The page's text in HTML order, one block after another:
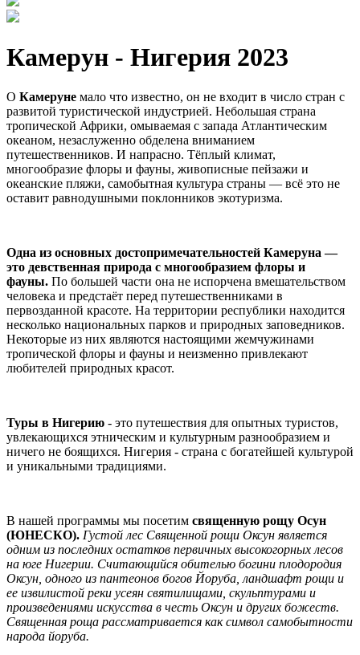
Камерун - Нигерия 2023
О Камеруне мало что известно, он не входит в число стран с
развитой туристической индустрией. Небольшая страна
тропической Африки, омываемая с запада Атлантическим
океаном, незаслуженно обделена вниманием
путешественников. И напрасно. Тёплый климат,
многообразие флоры и фауны, живописные пейзажи и
океанские пляжи, самобытная культура страны — всё это не
оставит равнодушными поклонников экотуризма.
Одна из основных достопримечательностей Камеруна —
это девственная природа с многообразием флоры и
фауны. По большей части она не испорчена вмешательством
человека и предстаёт перед путешественниками в
первозданной красоте. На территории республики находится
несколько национальных парков и природных заповедников.
Некоторые из них являются настоящими жемчужинами
тропической флоры и фауны и неизменно привлекают
любителей природных красот.
Туры в Нигерию - это путешествия для опытных туристов,
увлекающихся этническим и культурным разнообразием и
ничего не боящихся. Нигерия - страна с богатейшей культурой
и уникальными традициями.
В нашей программы мы посетим священную рощу Осун
(ЮНЕСКО). Густой лес Священной рощи Оксун является
одним из последних остатков первичных высокогорных лесов
на юге Нигерии. Считающийся обителью богини плодородия
Оксун, одного из пантеонов богов Йоруба, ландшафт рощи и
ее извилистой реки усеян святилищами, скульптурами и
произведениями искусства в честь Оксун и других божеств.
Священная роща рассматривается как символ самобытности
народа йоруба.